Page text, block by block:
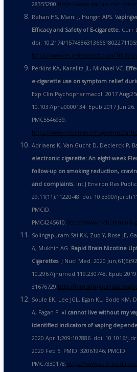
28355200.https://www.nature.com/
Rehan HS, Maini J, Hungin APS. Vaping
Efficacy and Safety of E-cigarette. Curr
doi: 10.2174/
https://www.eurekaselect.com/
Perkins KA, Karelitz JL, Michael VC.
e-cigarette use on symptom relief
Exp Clin Psychopharmacol. 2017
10.1037/pha0000134. Epub 2017 Jun 26.
PMC5546939.
https://www.ncbi.nlm.nih.gov/pmc/
Adriaens K, Van Gucht D, Declerck P,
electronic cigarette: An eight-week
follow-up on smoking reduction,
and complaints. Int J Environ Res
29;11(11):11220-48. doi: 10.3390/
PMCID:
PMC4245610.https://
Solingapuram Sai KK, Zuo Y, Rose JE,
A, Mukhin AG. Rapid Brain Nicotine
Cigarettes. J Nucl Med. 2020
10.2967/jnumed.119.230748. Epub
31676729.http://jnm.snmjournals.org/
Soule EK, Lee JGL, Egan KL, Bode KM,
A, Fagan P. «I cannot live without my
identified indicators of vaping
2020 Apr 1;209:107886. doi: 10.1016/
2020 Feb 5. PMID: 32061946; PMCID:
PMC7330178.https://